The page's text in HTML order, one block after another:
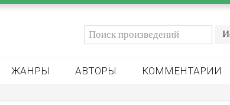
ЖАНРЫ АВТОРЫ КОММЕНТАРИИ